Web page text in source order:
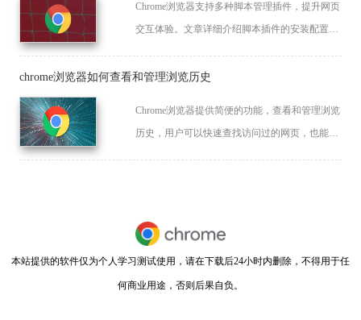
Chrome浏览器支持多种脚本管理插件，提升网页
交互体验。文章详细介绍脚本插件的安装配置及
恶意攻击。
chrome浏览器如何查看和管理浏览历史
Chrome浏览器提供简便的功能，查看和管理浏览
历史，用户可以快速查找访问过的网页，也能方
本站提供的软件仅为个人学习测试使用，请在下载后24小时内删除，不得用于任
何商业用途，否则后果自负。